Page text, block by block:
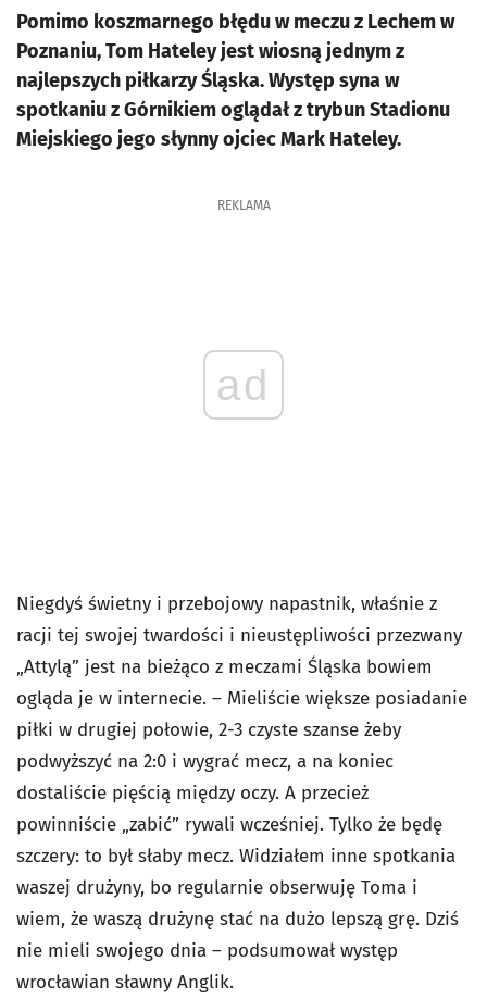
Pomimo koszmarnego błędu w meczu z Lechem w
Poznaniu, Tom Hateley jest wiosną jednym z
najlepszych piłkarzy Śląska. Występ syna w
spotkaniu z Górnikiem oglądał z trybun Stadionu
Miejskiego jego słynny ojciec Mark Hateley.
REKLAMA
ad
Niegdyś świetny i przebojowy napastnik, właśnie z
racji tej swojej twardości i nieustępliwości przezwany
„Attylą” jest na bieżąco z meczami Śląska bowiem
ogląda je w internecie. – Mieliście większe posiadanie
piłki w drugiej połowie, 2-3 czyste szanse żeby
podwyższyć na 2:0 i wygrać mecz, a na koniec
dostaliście pięścią między oczy. A przecież
powinniście „zabić” rywali wcześniej. Tylko że będę
szczery: to był słaby mecz. Widziałem inne spotkania
waszej drużyny, bo regularnie obserwuję Toma i
wiem, że waszą drużynę stać na dużo lepszą grę. Dziś
nie mieli swojego dnia – podsumował występ
wrocławian sławny Anglik.